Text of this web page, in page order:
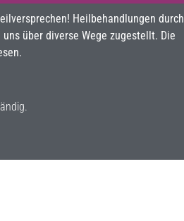
Heilbehandlungen durch
über diverse Wege zugestellt. Die